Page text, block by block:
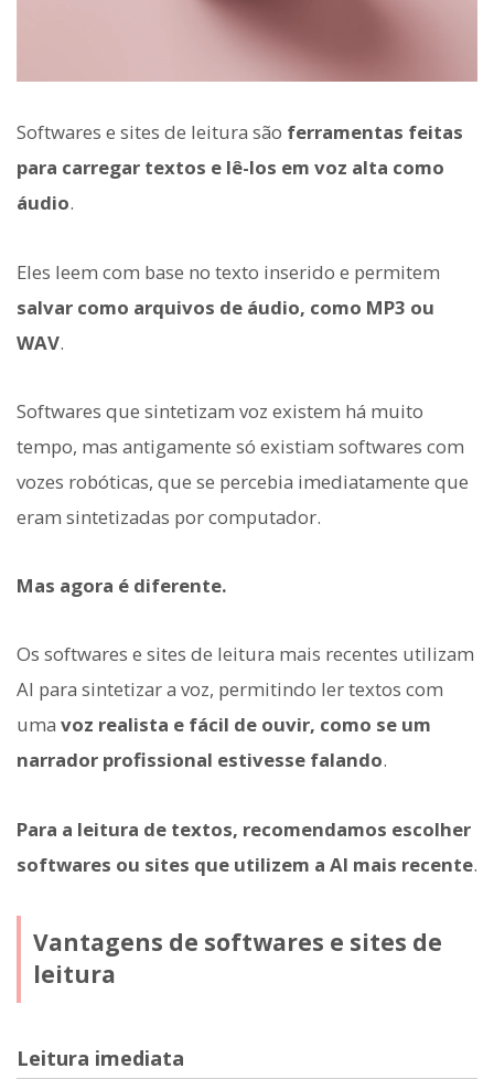
Softwares e sites de leitura são ferramentas feitas
para carregar textos e lê-los em voz alta como
áudio.
Eles leem com base no texto inserido e permitem
salvar como arquivos de áudio, como MP3 ou
WAV.
Softwares que sintetizam voz existem há muito
tempo, mas antigamente só existiam softwares com
vozes robóticas, que se percebia imediatamente que
eram sintetizadas por computador.
Mas agora é diferente.
Os softwares e sites de leitura mais recentes utilizam
AI para sintetizar a voz, permitindo ler textos com
uma voz realista e fácil de ouvir, como se um
narrador profissional estivesse falando.
Para a leitura de textos, recomendamos escolher
softwares ou sites que utilizem a AI mais recente.
Vantagens de softwares e sites de
leitura
Leitura imediata